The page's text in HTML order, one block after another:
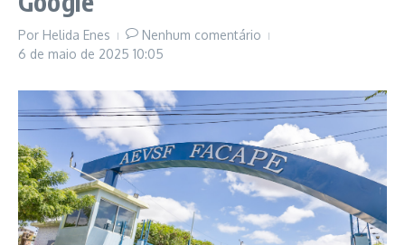
Por Helida Enes
Nenhum comentário
6 de maio de 2025 10:05